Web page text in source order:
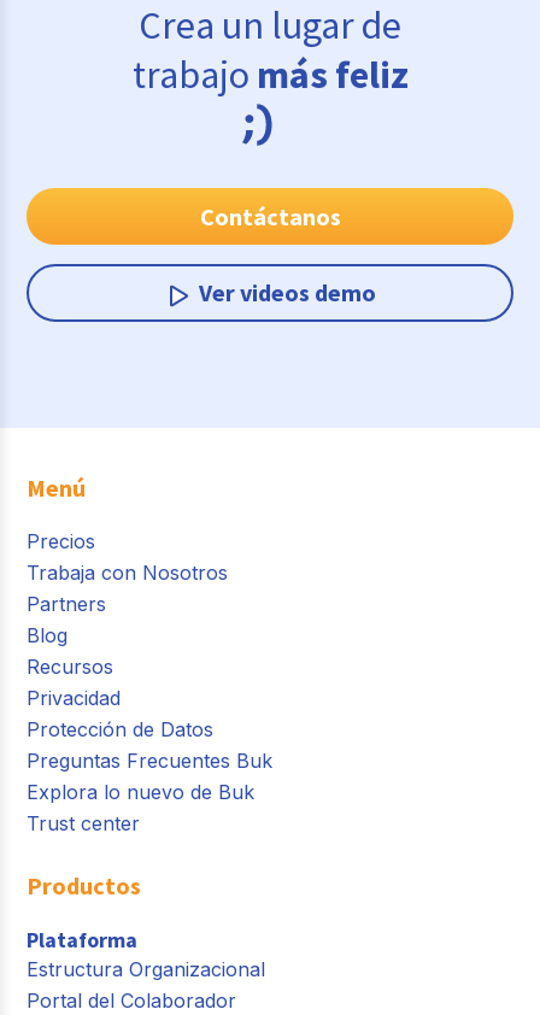
Crea un lugar de
trabajo más feliz
Contáctanos
Ver videos demo
Menú
Precios
Trabaja con Nosotros
Partners
Blog
Recursos
Privacidad
Protección de Datos
Preguntas Frecuentes Buk
Explora lo nuevo de Buk
Trust center
Productos
Plataforma
Estructura Organizacional
Portal del Colaborador